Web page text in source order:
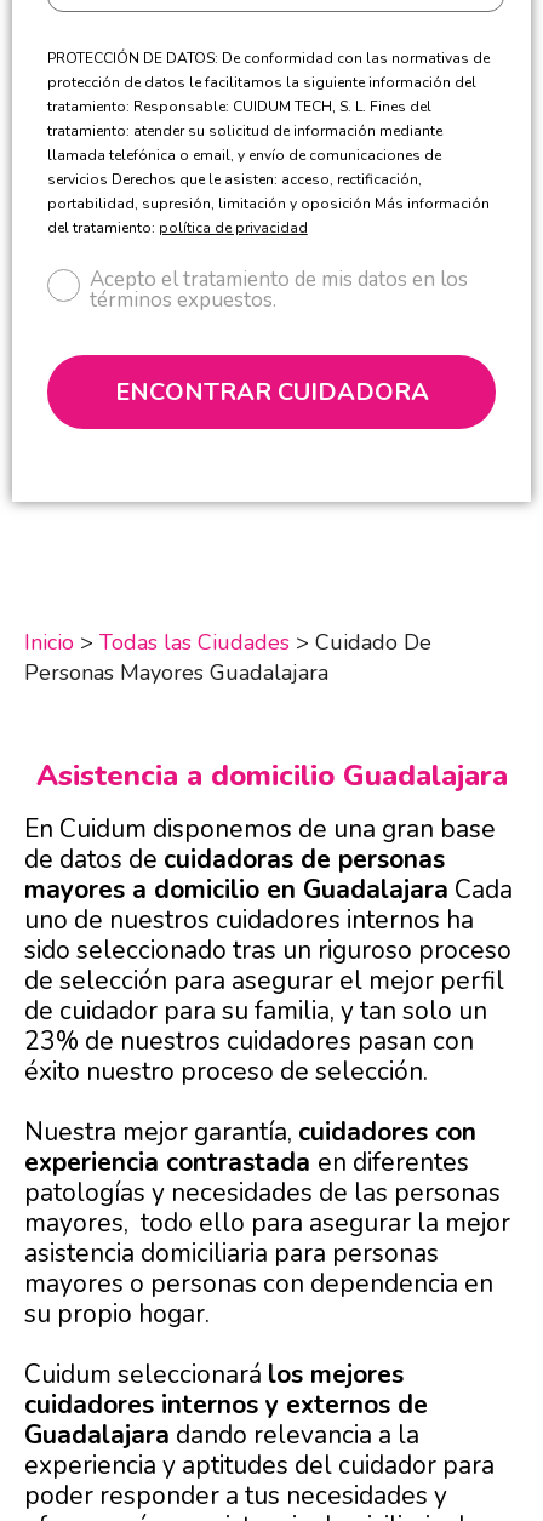
Inicio > Todas las Ciudades > Cuidado De
Personas Mayores Guadalajara
Asistencia a domicilio Guadalajara
En Cuidum disponemos de una gran base
de datos de cuidadoras de personas
mayores a domicilio en Guadalajara Cada
uno de nuestros cuidadores internos ha
sido seleccionado tras un riguroso proceso
de selección para asegurar el mejor perfil
de cuidador para su familia, y tan solo un
23% de nuestros cuidadores pasan con
éxito nuestro proceso de selección.
Nuestra mejor garantía, cuidadores con
experiencia contrastada en diferentes
patologías y necesidades de las personas
mayores, todo ello para asegurar la mejor
asistencia domiciliaria para personas
mayores o personas con dependencia en
su propio hogar.
Cuidum seleccionará los mejores
cuidadores internos y externos de
Guadalajara dando relevancia a la
experiencia y aptitudes del cuidador para
poder responder a tus necesidades y
PROTECCIÓN DE DATOS: De conformidad con las normativas de
protección de datos le facilitamos la siguiente información del
tratamiento: Responsable: CUIDUM TECH, S. L. Fines del
tratamiento: atender su solicitud de información mediante
llamada telefónica o email, y envío de comunicaciones de
servicios Derechos que le asisten: acceso, rectificación,
portabilidad, supresión, limitación y oposición Más información
del tratamiento: política de privacidad
Acepto el tratamiento de mis datos en los
términos expuestos.